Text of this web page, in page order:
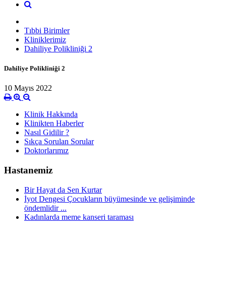
Tıbbi Birimler
Kliniklerimiz
Dahiliye Polikliniği 2
Dahiliye Polikliniği 2
10 Mayıs 2022
Klinik Hakkında
Klinikten Haberler
Nasıl Gidilir ?
Sıkça Sorulan Sorular
Doktorlarımız
Hastanemiz
Bir Hayat da Sen Kurtar
İyot Dengesi Çocukların büyümesinde ve gelişiminde
öndemlidir ...
Kadınlarda meme kanseri taraması